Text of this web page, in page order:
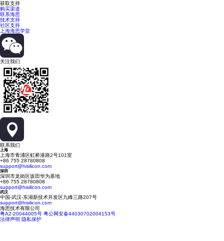
获取支持
购买渠道
联系海思
技术支持
社区支持
上海海思学堂
关注我们
联系我们
上海
上海市青浦区虹桥港路2号101室
+86 755 28780808
support@hisilicon.com
深圳
深圳市龙岗区坂田华为基地
+86 755 28780808
support@hisilicon.com
武汉
中国-武汉-东湖新技术开发区九峰三路207号
support@hisilicon.com
海思技术有限公司
粤A2-20044005号 粤公网安备44030702004153号
法律声明 隐私保护